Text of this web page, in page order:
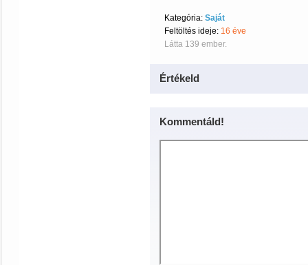
Kategória: Saját
Feltöltés ideje: 16 éve
Látta 139 ember.
Értékeld
Kommentáld!